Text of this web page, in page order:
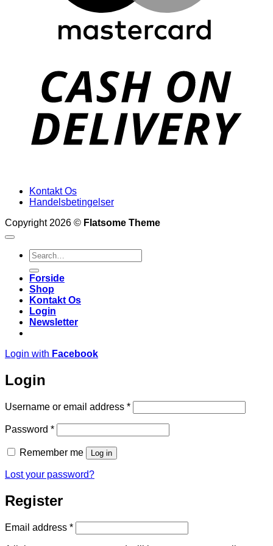
Kontakt Os
Handelsbetingelser
Copyright 2026 © Flatsome Theme
Search
for:
Forside
Shop
Kontakt Os
Login
Newsletter
Login with Facebook
Login
Username or email address *Required
Password *Required
Remember me Log in
Lost your password?
Register
Email address *Required